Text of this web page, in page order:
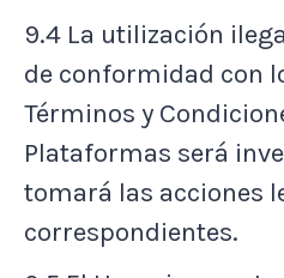
9.4 La utilización
de conformidad con
Términos y
Plataformas será
tomará las acciones
correspondientes.